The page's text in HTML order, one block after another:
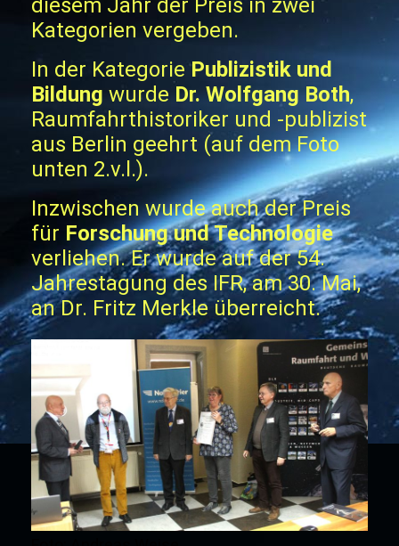
diesem Jahr der Preis in zwei
Kategorien vergeben.
In der KategoriePublizistik und
Bildung wurde Dr. Wolfgang Both,
Raumfahrthistoriker und -publizist
aus Berlin geehrt (auf dem Foto
unten 2.v.l.).
Inzwischen wurde auch der Preis
für Forschung und Technologie
verliehen. Er wurde auf der 54.
Jahrestagung des IFR, am 30. Mai,
an Dr. Fritz Merkle überreicht.